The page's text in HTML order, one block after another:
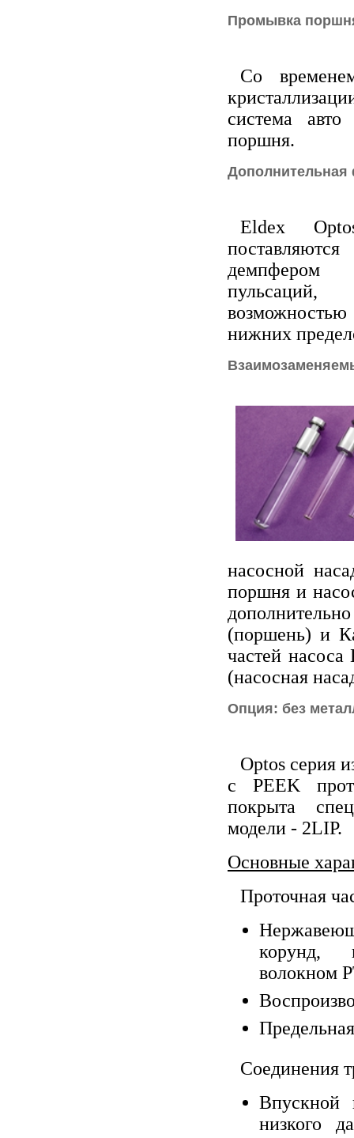
Промывка
Со
система авто
поршня.
Дополнительная
Eldex
демпфером
возможностью
нижних
насосной
поршня и
(поршень) и
частей
(насосная
Опция: без
Optos серия
с PEEK
покрыта
модели - 2LIP.
Основные
Проточная
корунд,
волокном
Соединения
Впускной
низкого